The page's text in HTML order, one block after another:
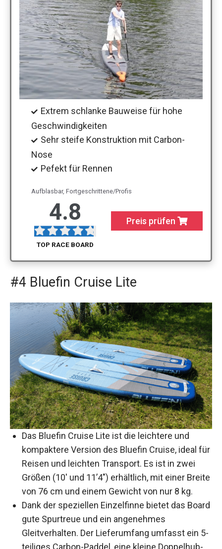
Extrem schlanke Bauweise für hohe
Geschwindigkeiten
Sehr steife Konstruktion mit Carbon-
Nose
Pefekt für Rennen
Aufblasbar, Fortgeschrittene/Profis
4.8
TOP RACE BOARD
Preis prüfen
#4 Bluefin Cruise Lite
Das Bluefin Cruise Lite ist die leichtere und
kompaktere Version des Bluefin Cruise, ideal für
Reisen und leichten Transport. Es ist in zwei
Größen (10′ und 11’4″) erhältlich, mit einer Breite
von 76 cm und einem Gewicht von nur 8 kg.
Dank der speziellen Einzelfinne bietet das Board
gute Spurtreue und ein angenehmes
Gleitverhalten. Der Lieferumfang umfasst ein 5-